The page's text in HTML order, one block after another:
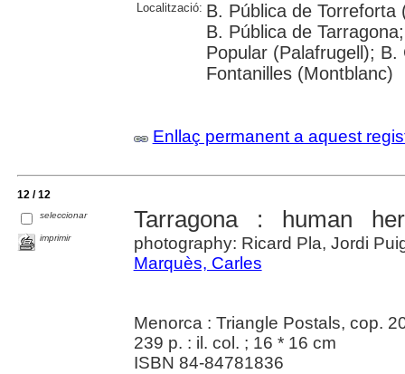
Localització: B. Pública de Torreforta
B. Pública de
Popular (Palafrugell);
Fontanilles (Montblanc)
Enllaç permanent a aquest
12 / 12
seleccionar
imprimir
Tarragona : human
photography: Ricard Pla, Jordi
Marquès, Carles
Menorca : Triangle Postals, cop.
239 p. : il. col. ; 16 * 16 cm
ISBN 84-84781836